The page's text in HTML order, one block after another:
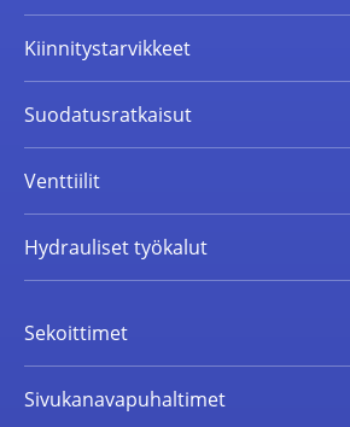
Kiinnitystarvikkeet
Suodatusratkaisut
Venttiilit
Hydrauliset työkalut
Sekoittimet
Sivukanavapuhaltimet